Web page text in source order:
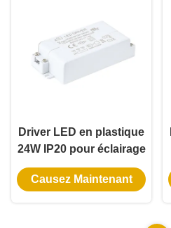
Driver LED en plastique
24W IP20 pour éclairage
intérieur à tension
constante
Causez Maintenant